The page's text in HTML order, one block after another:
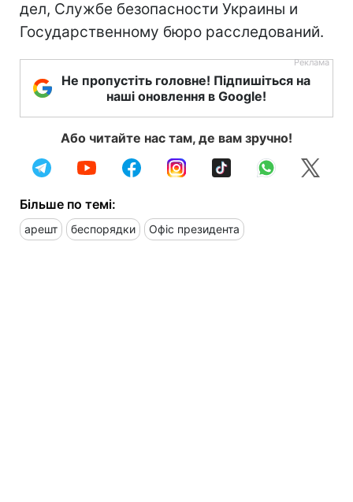
дел, Службе безопасности Украины и
Государственному бюро расследований.
Не пропустіть головне! Підпишіться на
наші оновлення в Google!
Або читайте нас там, де вам зручно!
Більше по темі:
арешт беспорядки Офіс президента